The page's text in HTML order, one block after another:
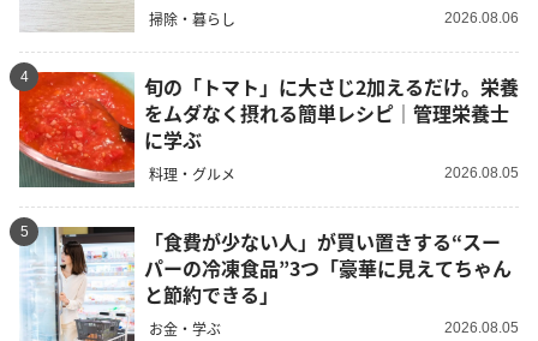
掃除・暮らし 2026.08.06
4
旬の「トマト」に大さじ2加えるだけ。栄養
をムダなく摂れる簡単レシピ｜管理栄養士
に学ぶ
料理・グルメ 2026.08.05
5
「食費が少ない人」が買い置きする“スー
パーの冷凍食品”3つ「豪華に見えてちゃん
と節約できる」
お金・学ぶ 2026.08.05